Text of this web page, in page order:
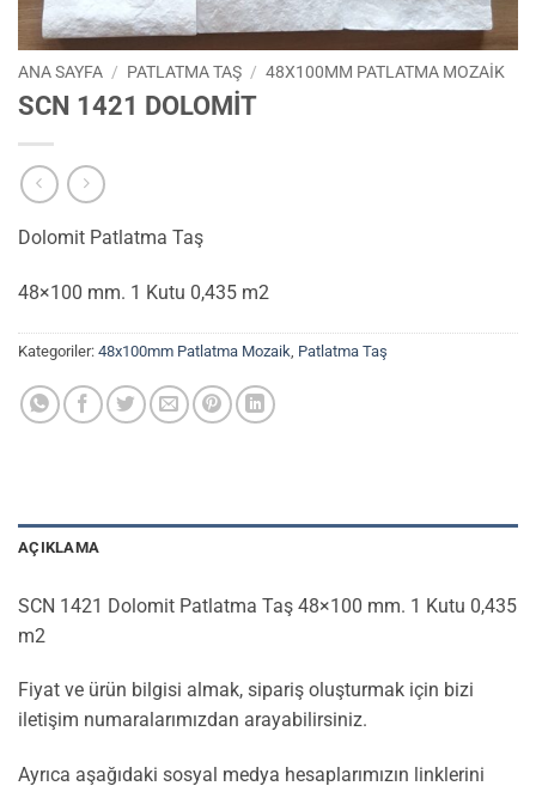
ANA SAYFA / PATLATMA TAŞ / 48X100MM PATLATMA MOZAIK
SCN 1421 DOLOMİT
Dolomit Patlatma Taş
48×100 mm. 1 Kutu 0,435 m2
Kategoriler: 48x100mm Patlatma Mozaik Patlatma Taş
AÇIKLAMA
SCN 1421 Dolomit Patlatma Taş 48×100 mm. 1 Kutu 0,435
m2
Fiyat ve ürün bilgisi almak, sipariş oluşturmak için bizi
iletişim numaralarımızdan arayabilirsiniz.
Ayrıca aşağıdaki sosyal medya hesaplarımızın linklerini